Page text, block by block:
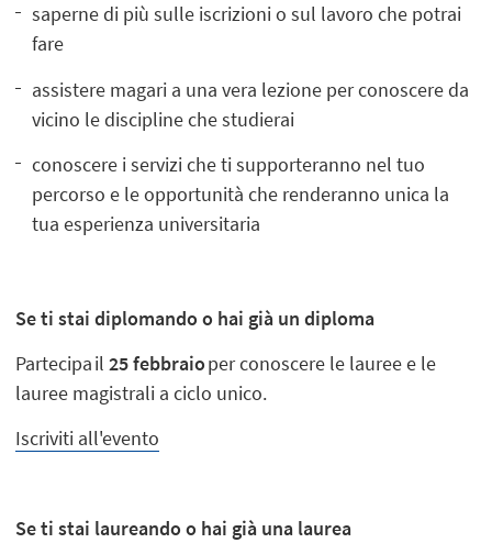
saperne di più sulle iscrizioni o sul lavoro che potrai
fare
assistere magari a una vera lezione per conoscere da
vicino le discipline che studierai
conoscere i servizi che ti supporteranno nel tuo
percorso e le opportunità che renderanno unica la
tua esperienza universitaria
Se ti stai diplomando o hai già un diploma
Partecipa il25 febbraioper conoscere le lauree e le
lauree magistrali a ciclo unico.
Iscriviti all'evento
Se ti stai laureando o hai già una laurea